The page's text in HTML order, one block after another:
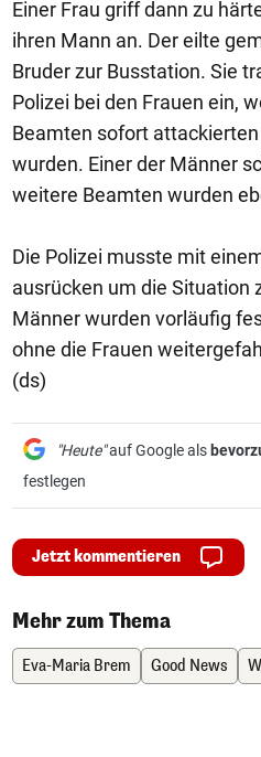
Einer Frau griff dann zu
ihren Mann an. Der eilte
Bruder zur Busstation. Sie
Polizei bei den Frauen ein,
Beamten sofort
wurden. Einer der Männer
weitere Beamten wurden
Die Polizei musste mit
ausrücken um die Situation
Männer wurden vorläufig
ohne die Frauen
(ds)
"Heute"auf Google als
festlegen
Jetzt kommentieren
Mehr zum Thema
Eva-Maria Brem Good News